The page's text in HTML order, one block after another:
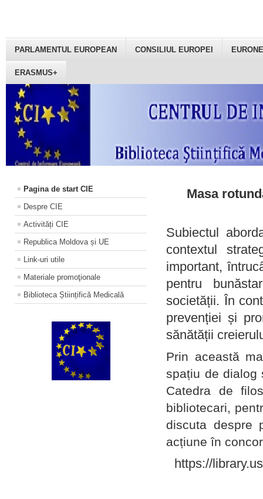
PARLAMENTUL EUROPEAN CONSILIUL EUROPEI
ERASMUS+
Pagina de start CIE
Despre CIE
Activități CIE
Republica Moldova și UE
Link-uri utile
Materiale promoţionale
Biblioteca Științifică Medicală
Masa
Subiectul
contextul
important,
pentru
societății. În
prevenției și
sănătății
Prin această
spațiu de dialog
Catedra de
bibliotecari,
discuta despre
acțiune în
https://